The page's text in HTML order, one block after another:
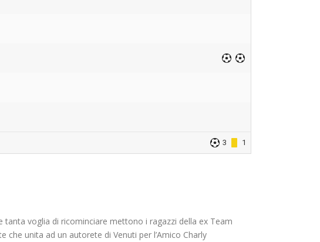
3 1
voglia di ricominciare mettono i ragazzi della ex Team
unita ad un autorete di Venuti per l’Amico Charly